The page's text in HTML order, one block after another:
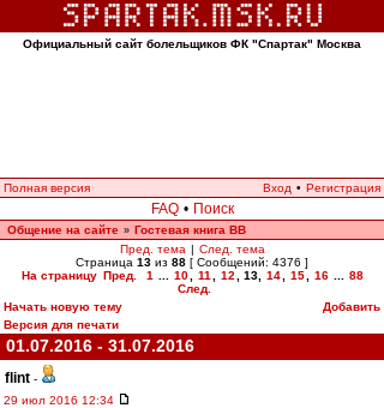
Официальный сайт болельщиков ФК "Спартак" Москва
Полная версия Вход • Регистрация
FAQ • Поиск
Общение на сайте » Гостевая книга ВВ
Пред. тема | След. тема
Страница 13 из 88 [ Сообщений: 4376 ]
На страницу Пред. 1 10 11 12 13, 14 15 16
88
След.
Начать новую тему
Добавить
Версия для печати
01.07.2016 - 31.07.2016
flint -
29 июл 2016 12:34